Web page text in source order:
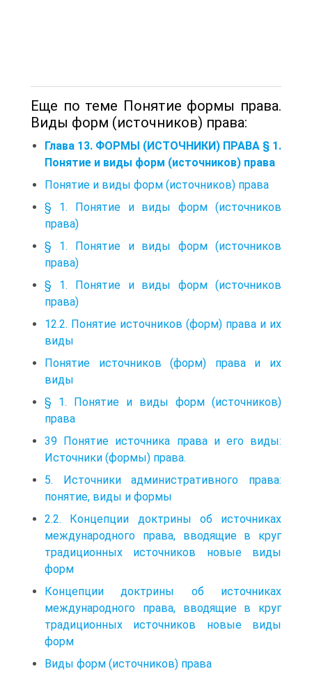
Еще по теме Понятие формы права.
Виды форм (источников) права:
Глава 13. ФОРМЫ (ИСТОЧНИКИ) ПРАВА § 1.
Понятие и виды форм (источников) права
Понятие и виды форм (источников) права
§ 1. Понятие и виды форм (источников
права)
§ 1. Понятие и виды форм (источников
права)
§ 1. Понятие и виды форм (источников
права)
12.2. Понятие источников (форм) права и их
виды
Понятие источников (форм) права и их
виды
§ 1. Понятие и виды форм (источников)
права
39 Понятие источника права и его виды:
Источники (формы) права.
5. Источники административного права:
понятие, виды и формы
2.2. Концепции доктрины об источниках
международного права, вводящие в круг
традиционных источников новые виды
форм
Концепции доктрины об источниках
международного права, вводящие в круг
традиционных источников новые виды
форм
Виды форм (источников) права